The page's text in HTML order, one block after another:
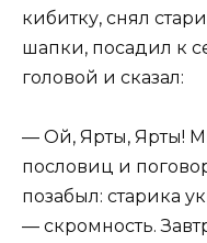
кибитку, снял
шапки, посадил к
головой и сказал:
— Ой, Ярты, Ярты!
пословиц и
позабыл: старика
— скромность.